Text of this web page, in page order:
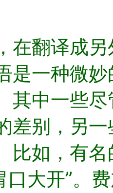
在翻译成
是一种微
其中一些
差别，另
比如，有名
口大开”。